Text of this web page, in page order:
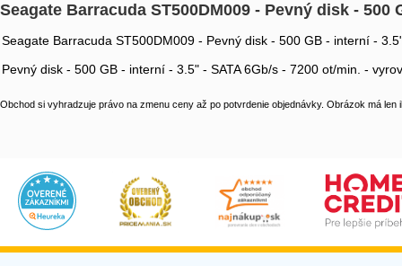
Seagate Barracuda ST500DM009 - Pevný disk -
Seagate Barracuda ST500DM009 - Pevný disk - 500 GB - interní -
Pevný disk - 500 GB - interní - 3.5" - SATA 6Gb/s - 7200 ot/min. -
Obchod si vyhradzuje právo na zmenu ceny až po potvrdenie objednávky. Obrázok má len